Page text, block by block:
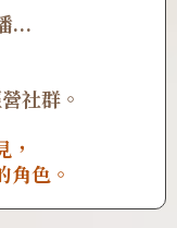
...
社群。
，
角色。